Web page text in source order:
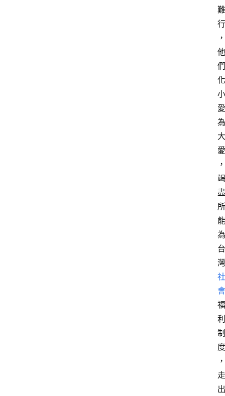
難
行
，
他
們
化
小
愛
為
大
愛
，
竭
盡
所
能
為
台
灣
社
會
福
利
制
度
，
走
出